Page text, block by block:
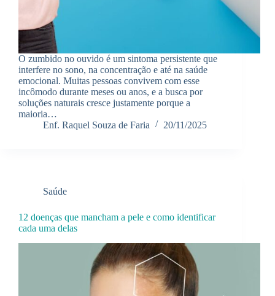
O zumbido no ouvido é um sintoma persistente que
interfere no sono, na concentração e até na saúde
emocional. Muitas pessoas convivem com esse
incômodo durante meses ou anos, e a busca por
soluções naturais cresce justamente porque a
maioria…
Enf. Raquel Souza de Faria
20/11/2025
Saúde
12 doenças que mancham a pele e como identificar
cada uma delas